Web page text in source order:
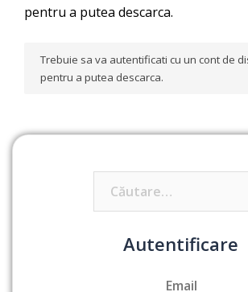
pentru a putea descarca.
Trebuie sa va autentificati cu un cont de
pentru a putea descarca.
Autentificare
Email